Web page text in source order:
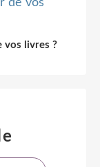
vos livres ?